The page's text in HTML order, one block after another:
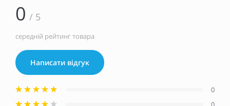
0 / 5
середній рейтинг товара
Написати відгук
0